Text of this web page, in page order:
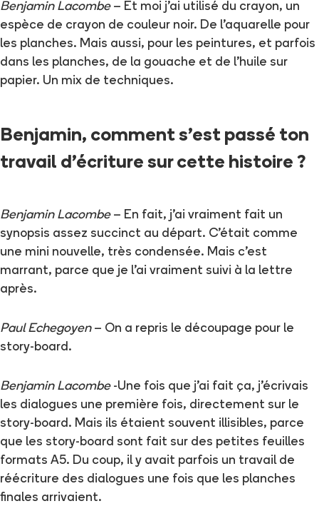
Benjamin Lacombe– Et moi j'ai utilisé du crayon, un
espèce de crayon de couleur noir. De l'aquarelle pour
les planches. Mais aussi, pour les peintures, et parfois
dans les planches, de la gouache et de l'huile sur
papier. Un mix de techniques.
Benjamin, comment s'est passé ton
travail d'écriture sur cette histoire ?
Benjamin Lacombe– En fait, j'ai vraiment fait un
synopsis assez succinct au départ. C'était comme
une mini nouvelle, très condensée. Mais c'est
marrant, parce que je l'ai vraiment suivi à la lettre
après.
Paul Echegoyen– On a repris le découpage pour le
story-board.
Benjamin Lacombe-Une fois que j'ai fait ça, j'écrivais
les dialogues une première fois, directement sur le
story-board. Mais ils étaient souvent illisibles, parce
que les story-board sont fait sur des petites feuilles
formats A5. Du coup, il y avait parfois un travail de
réécriture des dialogues une fois que les planches
finales arrivaient.